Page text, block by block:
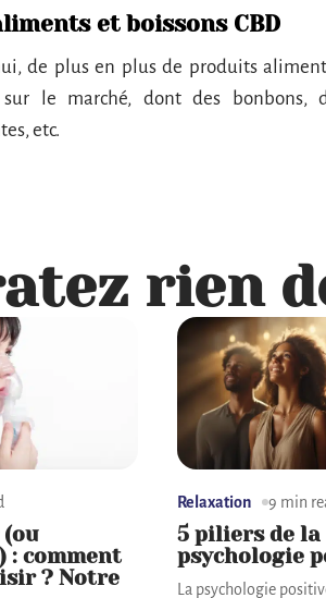
et boissons CBD
de plus en plus de produits
sur le marché, dont des bonbons,
etc.
rien
: comment
? Notre
Relaxation 9 min
5 piliers de la
psychologie
La psychologie